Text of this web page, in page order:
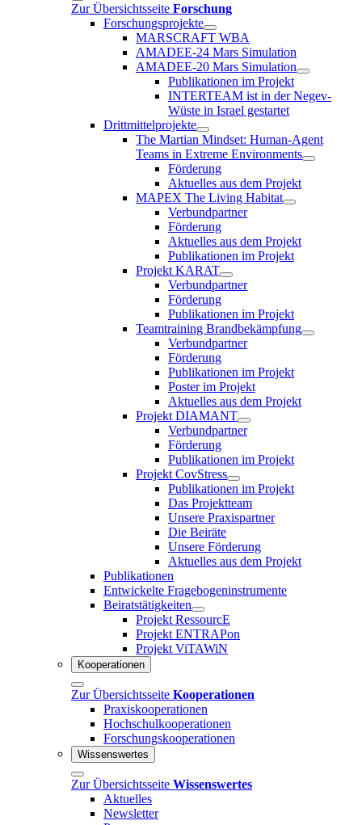
Zur Übersichtsseite Forschung
Forschungsprojekte
MARSCRAFT WBA
AMADEE-24 Mars Simulation
AMADEE-20 Mars Simulation
Publikationen im Projekt
INTERTEAM ist in der Negev-
Wüste in Israel gestartet
Drittmittelprojekte
The Martian Mindset: Human-Agent
Teams in Extreme Environments
Förderung
Aktuelles aus dem Projekt
MAPEX The Living Habitat
Verbundpartner
Förderung
Aktuelles aus dem Projekt
Publikationen im Projekt
Projekt KARAT
Verbundpartner
Förderung
Publikationen im Projekt
Teamtraining Brandbekämpfung
Verbundpartner
Förderung
Publikationen im Projekt
Poster im Projekt
Aktuelles aus dem Projekt
Projekt DIAMANT
Verbundpartner
Förderung
Publikationen im Projekt
Projekt CovStress
Publikationen im Projekt
Das Projektteam
Unsere Praxispartner
Die Beiräte
Unsere Förderung
Aktuelles aus dem Projekt
Publikationen
Entwickelte Fragebogeninstrumente
Beiratstätigkeiten
Projekt RessourcE
Projekt ENTRAPon
Projekt ViTAWiN
Kooperationen
Zur Übersichtsseite Kooperationen
Praxiskooperationen
Hochschulkooperationen
Forschungskooperationen
Wissenswertes
Zur Übersichtsseite Wissenswertes
Aktuelles
Newsletter